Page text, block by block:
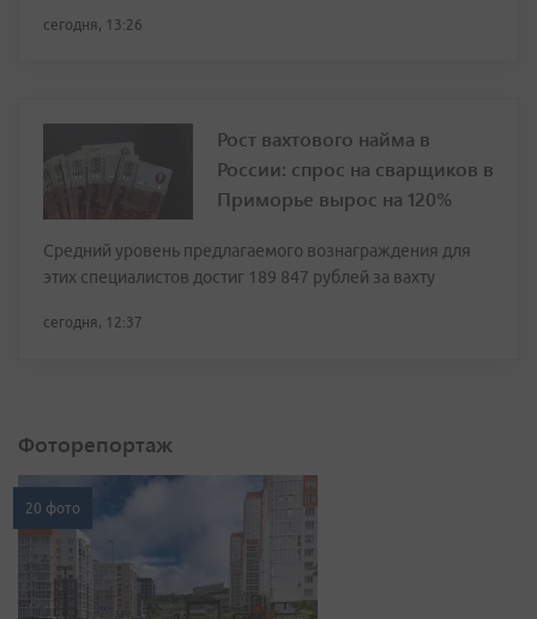
сегодня, 13:26
Рост вахтового найма в
России: спрос на сварщиков в
Приморье вырос на 120%
Средний уровень предлагаемого вознаграждения для
этих специалистов достиг 189 847 рублей за вахту
сегодня, 12:37
Фоторепортаж
20 фото